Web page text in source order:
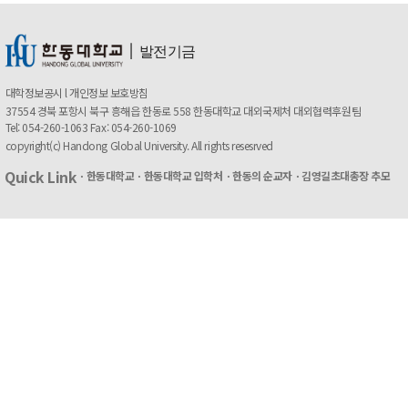
ㅣ 발전기금
대학정보공시 l개인정보 보호방침
37554 경북 포항시 북구 흥해읍 한동로 558 한동대학교 대외국제처 대외협력후원팀
Tel: 054-260-1063 Fax: 054-260-1069
copyright(c) Handong Global University. All rights resesrved
Quick Link ㆍ한동대학교 ㆍ한동대학교 입학처 ㆍ한동의 순교자ㆍ김영길초대총장 추모